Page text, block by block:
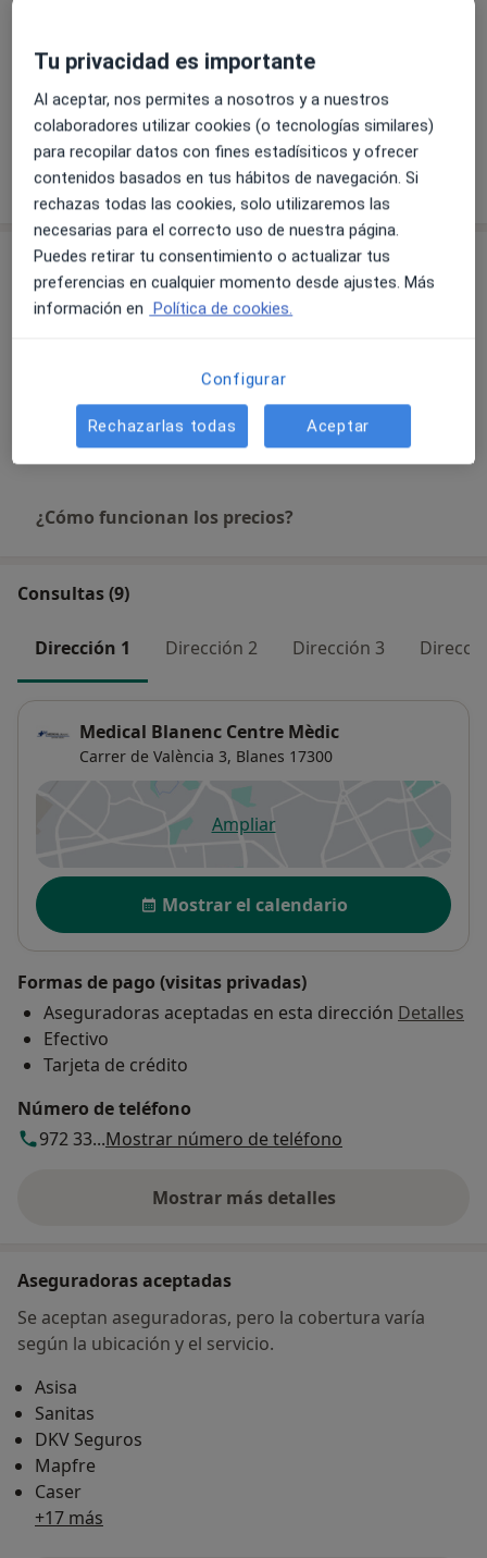
Ver galería (2)
Mostrar más detalles
sobre la experiencia
Servicios y precios
Primera visita Oftalmología
Visitas sucesivas Oftalmología
Detalles Reservar cita
¿Cómo funcionan los precios?
Consultas (9)
Dirección 1 Dirección 2 Dirección 3
Medical Blanenc Centre Mèdic
Carrer de València 3, Blanes 17300
Ampliarse abre en una nueva
Disponibilidad
Mostrar el calendario
Formas de pago (visitas privadas)
Aseguradoras aceptadas en esta dirección Detalles
Efectivo
Tarjeta de crédito
Número de teléfono
972 33...Mostrar número de teléfono
Mostrar más detalles
sobre la dirección
Aseguradoras aceptadas
Se aceptan aseguradoras, pero la cobertura varía
según la ubicación y el servicio.
Asisa
Sanitas
DKV Seguros
Mapfre
Caser
+17 más
Tu privacidad es importante
Al aceptar, nos permites a nosotros y a nuestros
colaboradores utilizar cookies (o tecnologías similares)
para recopilar datos con fines estadísiticos y ofrecer
contenidos basados en tus hábitos de navegación. Si
rechazas todas las cookies, solo utilizaremos las
necesarias para el correcto uso de nuestra página.
Puedes retirar tu consentimiento o actualizar tus
preferencias en cualquier momento desde ajustes. Más
información en Política de cookies.
Configurar
Rechazarlas todas Aceptar